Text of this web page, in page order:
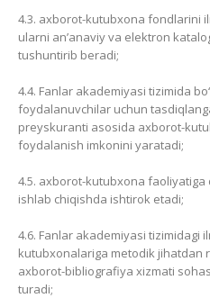
4.3. axborot-kutubxona fondlarini
ularni an’anaviy va elektron
tushuntirib beradi;
4.4. Fanlar akademiyasi tizimida
foydalanuvchilar uchun
preyskuranti asosida axborot-
foydalanish imkonini yaratadi;
4.5. axborot-kutubxona faoliyatiga
ishlab chiqishda ishtirok etadi;
4.6. Fanlar akademiyasi tizimidagi
kutubxonalariga metodik jihatdan
axborot-bibliografiya xizmati
turadi;